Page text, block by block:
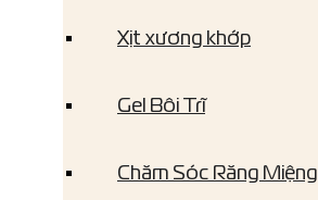
Xịt xương khớp
Gel Bôi Trĩ
Chăm Sóc Răng Miệng